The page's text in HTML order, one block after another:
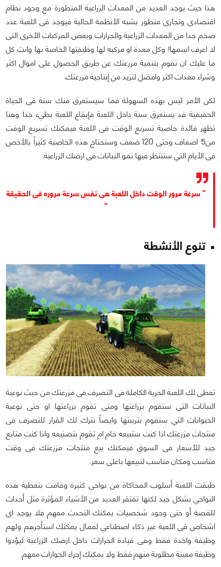
هذا حيث يوجد العديد من المعدات الزراعية المتطورة مع وجود نظام
اقتصادى وتجارى متطور يشبه الأنظمة الحالية فيوجد فى اللعبة عدد
ضخم جدا من المعدات الزراعية والجرارات وبعض المركبات الأخرى التى
لا اعرف اسمها! وكل معدة او مركبه لها وظيفتها الخاصة بها وانت كل
ما عليك ان تقوم بتنمية مزرعتك عن طريق الحصول على اموال اكثر
وشراء معدات اكثر وافضل لتزيد من إنتاجية مزرعتك.
لكن الأمر ليس بهذه السهولة فما سيستغرق منك سنة فى الحياة
الحقيقية قد يستغرق سنة داخل اللعبة فإيقاع اللعبة بطيء جدا وهنا
تظهر فائدة خاصية تسريع الوقت فى اللعبة فيمكنك تسريع الوقت
من5 اضعاف وحتى 120 ضعف وستحتاج هذه الخاصية كثيراً بالأخص
فى الأيام التي ستنتظر فيها نمو النباتات فى ارضك الزراعية.
" سرعة مرور الوقت داخل اللعبة هى نفس سرعة مروره فى الحقيقة
"
تنوع الأنشطة
تعطى لك اللعبة الحرية الكاملة فى التصرف فى مزرعتك من حيث نوعية
النباتات التى ستقوم بزراعتها ومتى تقوم بزراعتها او حتى نوعية
الحيوانات التي ستقوم بتربيتها وايضاً تترك لك القرار للتصرف فى
منتجات مزرعتك اذا كنت ستبيعه خام ام تقوم بتصنيعه واذا كنت متابع
جيد للأسعار فى السوق فيمكنك بيع منتجات مزرعتك فى وقت
مناسب ومكان مناسب لتبيعها باعلى سعر.
طبقت اللعبة أسلوب المحاكاة من نواحى كثيرة وقامت بتغطية هذه
النواحي بشكل جيد لكنها تفتقر العديد من الأشياء المؤثرة مثل أحداث
للقصة أو حتى وجود شخصيات يمكنك التحدث معهم فلا يوجد اى
اشخاص فى اللعبة غير ذكاء اصطناعي لعمال يمكنك استأجرهم ولهم
وظيفة واحدة فقط وهى قيادة الجرارات داخل ارضك الزراعية ليؤدوا
وظيفة معينة مطلوبة منهم فقط ولا يمكنك إجراء الحوارات معهم.